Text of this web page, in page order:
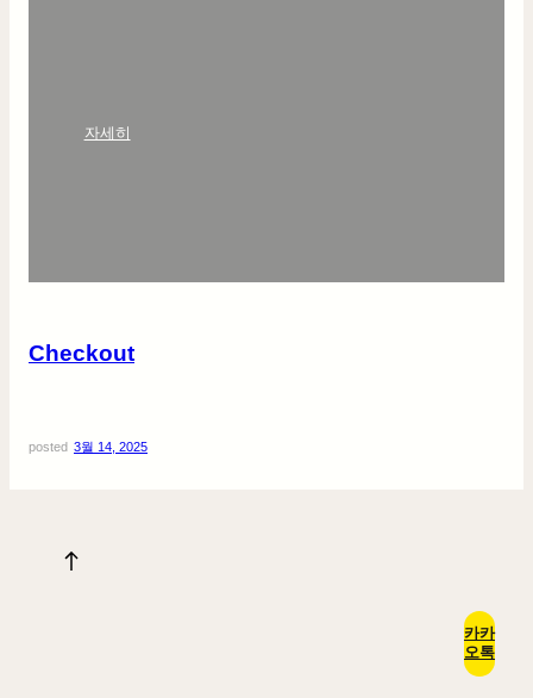
자세히
Checkout
posted 3월 14, 2025
카카
오톡